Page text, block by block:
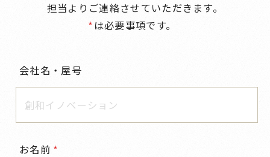
担当よりご連絡させていただきます。
は必要事項です。
会社名・屋号
お名前